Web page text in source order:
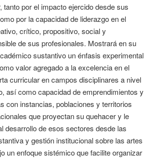
tanto por el impacto ejercido desde sus
por la capacidad de liderazgo en el
crítico, propositivo, social y
de sus profesionales. Mostrará en su
sustantivo un énfasis experimental
valor agregado a la excelencia en el
curricular en campos disciplinares a nivel
así como capacidad de emprendimientos y
con instancias, poblaciones y territorios
que proyectan su quehacer y le
desarrollo de esos sectores desde las
y gestión institucional sobre las artes
un enfoque sistémico que facilite organizar